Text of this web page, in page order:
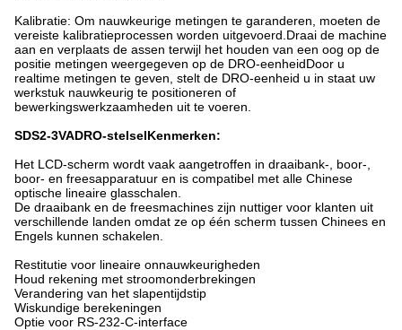
Kalibratie: Om nauwkeurige metingen te garanderen, moeten de
vereiste kalibratieprocessen worden uitgevoerd.Draai de machine
aan en verplaats de assen terwijl het houden van een oog op de
positie metingen weergegeven op de DRO-eenheidDoor u
realtime metingen te geven, stelt de DRO-eenheid u in staat uw
werkstuk nauwkeurig te positioneren of
bewerkingswerkzaamheden uit te voeren.
SDS2-3VADRO-stelselKenmerken:
Het LCD-scherm wordt vaak aangetroffen in draaibank-, boor-,
boor- en freesapparatuur en is compatibel met alle Chinese
optische lineaire glasschalen.
De draaibank en de freesmachines zijn nuttiger voor klanten uit
verschillende landen omdat ze op één scherm tussen Chinees en
Engels kunnen schakelen.
Restitutie voor lineaire onnauwkeurigheden
Houd rekening met stroomonderbrekingen
Verandering van het slapentijdstip
Wiskundige berekeningen
Optie voor RS-232-C-interface